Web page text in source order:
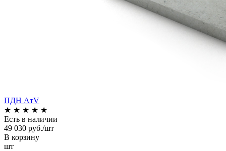
ПДН AтV
★ ★ ★ ★ ★
Есть в наличии
49 030 руб./шт
В корзину
шт